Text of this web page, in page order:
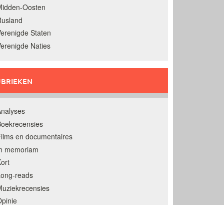
Oosten
Staten
Naties
en documentaires
memoriam
reads